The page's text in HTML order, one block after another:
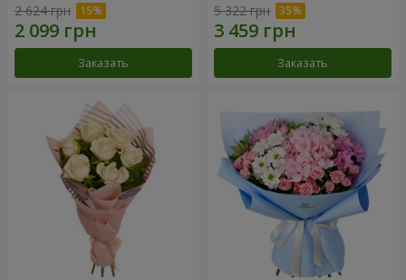
2 624 грн
Заказать
5 322 грн
Заказать